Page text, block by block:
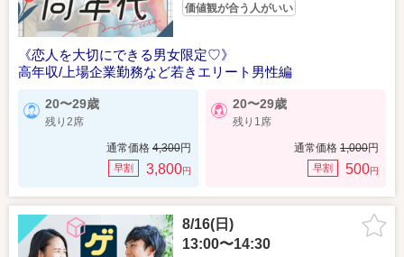
価値観が合う人がいい
《恋人を大切にできる男女限定♡》
高年収/上場企業勤務など若きエリート男性編
20〜29歳
残り2席
通常価格 4,300円
早割 3,800円
20〜29歳
残り1席
通常価格 1,000円
早割 500円
8/16(日)
13:00〜14:30